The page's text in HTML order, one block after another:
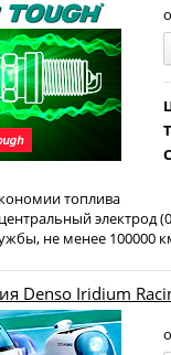
топлива
электрод
не менее 100000
Denso Iridium